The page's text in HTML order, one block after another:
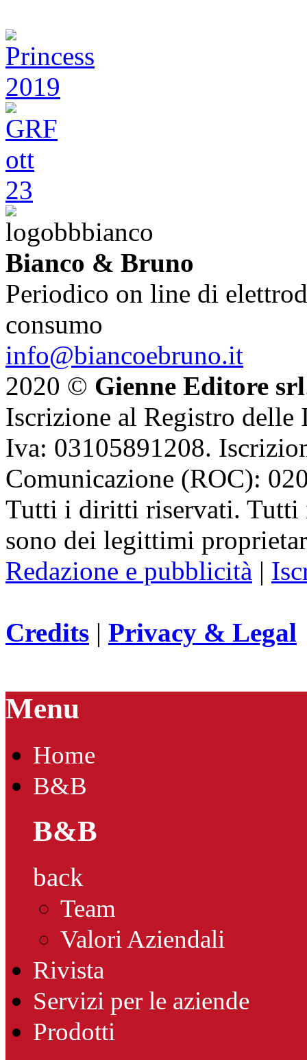
Bianco & Bruno
Periodico on line di
consumo
info@biancoebruno.it
2020 © Gienne Editore srl
Iscrizione al Registro delle
Iva: 03105891208.
Comunicazione (ROC):
Tutti i diritti riservati. Tutti
sono dei legittimi
Redazione e pubblicità |
Credits | Privacy & Legal
Menu
Home
B&B
B&B
back
Team
Valori Aziendali
Rivista
Servizi per le aziende
Prodotti